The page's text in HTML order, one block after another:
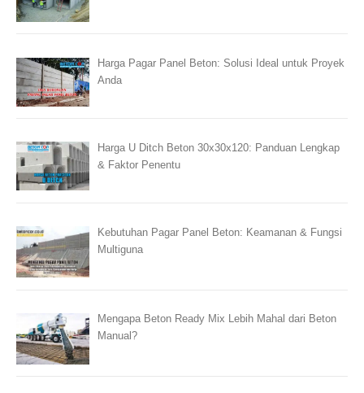
Harga Pagar Panel Beton: Solusi Ideal untuk Proyek
Anda
Harga U Ditch Beton 30x30x120: Panduan Lengkap
& Faktor Penentu
Kebutuhan Pagar Panel Beton: Keamanan & Fungsi
Multiguna
Mengapa Beton Ready Mix Lebih Mahal dari Beton
Manual?